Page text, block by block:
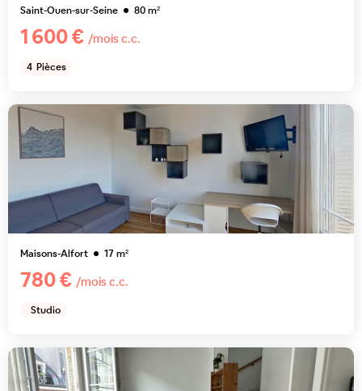
Saint-Ouen-sur-Seine 80m²
1 600 € /mois c.c.
4 Pièces
Maisons-Alfort 17m²
780 € /mois c.c.
Studio